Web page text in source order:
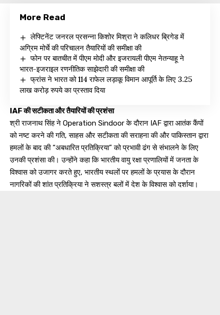
More Read
लेफ्टिनेंट जनरल प्रसन्ना किशोर मिश्रा ने कलिधर ब्रिगेड में
अग्रिम मोर्चे की परिचालन तैयारियों की समीक्षा की
फोन पर बातचीत में पीएम मोदी और इजरायली पीएम नेतन्याहू ने
भारत-इजराइल रणनीतिक साझेदारी की समीक्षा की
फ्रांस ने भारत को 114 राफेल लड़ाकू विमान आपूर्ति के लिए 3.25
लाख करोड़ रुपये का प्रस्ताव दिया
IAF की सटीकता और तैयारियों की प्रशंसा
श्री राजनाथ सिंह ने Operation Sindoor के दौरान IAF द्वारा आतंक कैंपों
को नष्ट करने की गति, साहस और सटीकता की सराहना की और पाकिस्तान द्वारा
हमलों के बाद की “अबधारित प्रतिक्रिया” को प्रभावी ढंग से संभालने के लिए
उनकी प्रशंसा की। उन्होंने कहा कि भारतीय वायु रक्षा प्रणालियों में जनता के
विश्वास को उजागर करते हुए, भारतीय स्थलों पर हमलों के प्रयास के दौरान
नागरिकों की शांत प्रतिक्रिया ने सशस्त्र बलों में देश के विश्वास को दर्शाया।